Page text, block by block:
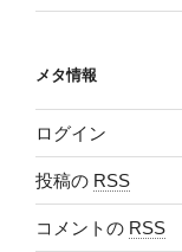
メタ情報
ログイン
投稿の RSS
コメントの RSS